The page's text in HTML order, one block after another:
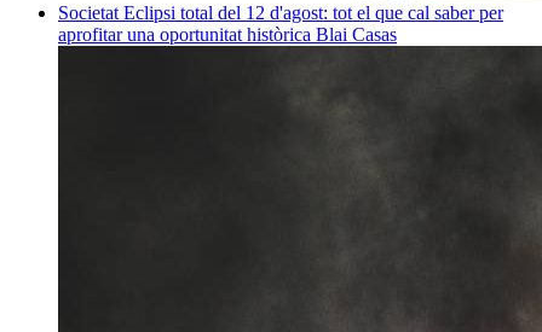
Societat Eclipsi total del 12 d'agost: tot el que cal saber per
aprofitar una oportunitat històrica Blai Casas